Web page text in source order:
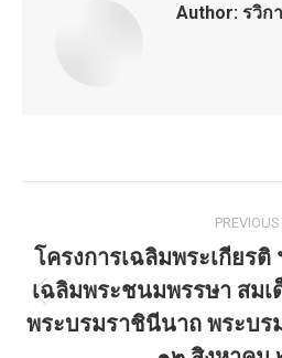
Author: รวิก
navigation
PREVIOUS
post:
โครงการเฉลิมพระเกียรติ
เฉลิมพระชนมพรรษา สมเ
พระบรมราชินีนาถ พระบ